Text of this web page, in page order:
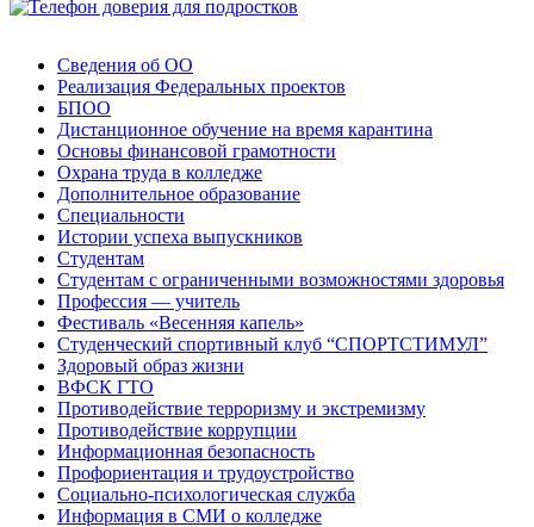
Сведения об ОО
Реализация Федеральных проектов
БПОО
Дистанционное обучение на время карантина
Основы финансовой грамотности
Охрана труда в колледже
Дополнительное образование
Специальности
Истории успеха выпускников
Студентам
Студентам с ограниченными возможностями здоровья
Профессия — учитель
Фестиваль «Весенняя капель»
Студенческий спортивный клуб “СПОРТСТИМУЛ”
Здоровый образ жизни
ВФСК ГТО
Противодействие терроризму и экстремизму
Противодействие коррупции
Информационная безопасность
Профориентация и трудоустройство
Социально-психологическая служба
Информация в СМИ о колледже